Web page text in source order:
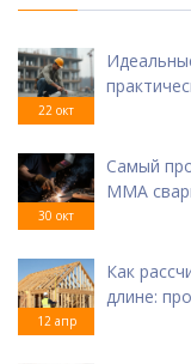
22 окт
30 окт
Самый
ММА
12 апр
Как
длине: